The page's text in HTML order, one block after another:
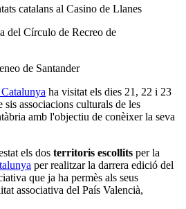
ha visitat els dies 21, 22 i 23
associacions culturals de les
amb l'objectiu de conèixer la seva
els dos territoris escollits per la
per realitzar la darrera edició del
que ja ha permès als seus
associativa del País Valencià,